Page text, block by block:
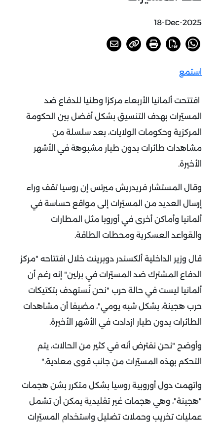
18-Dec-2025
استمع
افتتحت ألمانيا الأربعاء مركزا وطنيا للدفاع ضد
المسيّرات بهدف التنسيق بشكل أفضل بين الحكومة
المركزية وحكومات الولايات، بعد سلسلة من
مشاهدات طائرات بدون طيار مشبوهة في الأشهر
الأخيرة.
وقال المستشار فريدريش ميرتس إن روسيا تقف وراء
إرسال العديد من المسيّرات إلى مواقع حساسة في
ألمانيا وأماكن أخرى في أوروبا مثل المطارات
والقواعد العسكرية ومحطات الطاقة.
قال وزير الداخلية ألكسندر دوبرينت خلال افتتاحه "مركز
الدفاع المشترك ضد المسيّرات في برلين" إنه رغم أن
ألمانيا ليست في حالة حرب "نحن نُستهدف بتكتيكات
حرب هجينة، بشكل شبه يومي"، مضيفا أن مشاهدات
الطائرات بدون طيار ازدادت في الأشهر الأخيرة.
وأوضح "نحن نفترض أنه في كثير من الحالات، يتم
التحكم بهذه المسيّرات من جانب قوى معادية".
واتهمت دول أوروبية روسيا بشكل متكرر بشن هجمات
"هجينة"، وهي هجمات غير تقليدية يمكن أن تشمل
عمليات تخريب وحملات تضليل واستخدام المسيّرات